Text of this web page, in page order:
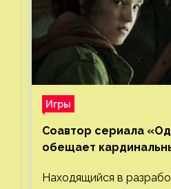
Игры
Соавтор сериала
обещает
Находящийся в